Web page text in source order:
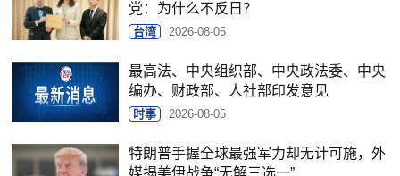
党：为什么不反日？
台湾 2026-08-05
最高法、中央组织部、中央政法委、中央
编办、财政部、人社部印发意见
时事 2026-08-05
特朗普手握全球最强军力却无计可施，外